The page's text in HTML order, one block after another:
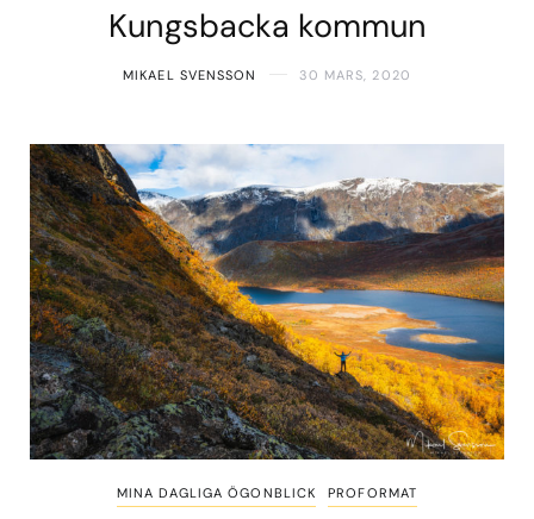
Kungsbacka kommun
MIKAEL SVENSSON 30 MARS, 2020
MINA DAGLIGA ÖGONBLICK PROFORMAT